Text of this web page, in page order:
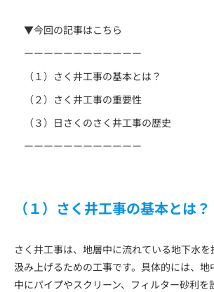
▼今回の記事はこちら
ーーーーーーーーーーーー
（１）さく井工事の基本とは？
（２）さく井工事の重要性
（３）日さくのさく井工事の歴史
ーーーーーーーーーーーー
（１）さく井工事の基本とは？
さく井工事は、地層中に流れている地下水
汲み上げるための工事です。具体的には、地
中にパイプやスクリーン、フィルター砂利を